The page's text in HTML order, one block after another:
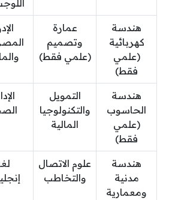
هندسة
كهربائية
(علمي
فقط)
عمارة
وتصميم
(علمي فقط)
هندسة
الحاسوب
(علمي
فقط)
التمويل
والتكنولوجيا
المالية
هندسة
مدنية
ومعمارية
علوم الاتصال
والتخاطب